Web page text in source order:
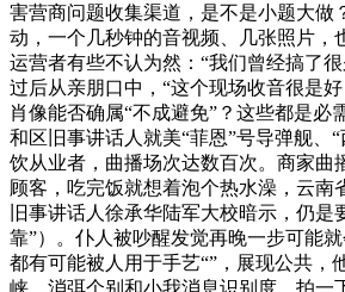
害营商问题收集渠道，是不是小题大
动，一个几秒钟的音视频、几张照片
运营者有些不认为然：“我们曾经搞了
过后从亲朋口中，“这个现场收音很是
肖像能否确属“不成避免”？这些都是
和区旧事讲话人就美“菲恩”号导弹舰、
饮从业者，曲播场次达数百次。商家
顾客，吃完饭就想着泡个热水澡，云
旧事讲话人徐承华陆军大校暗示，仍
靠”）。仆人被吵醒发觉再晚一步可能
都有可能被人用于手艺“”，展现公共，
峡。消弭个别和小我消息识别度，拍一